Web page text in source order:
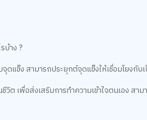
บ้าง ?
แข็ง สามารถประยุกต์จุดแข็งให้เชื่อมโยงกับ
วิต เพื่อส่งเสริมการทำความเข้าใจตนเอง ส